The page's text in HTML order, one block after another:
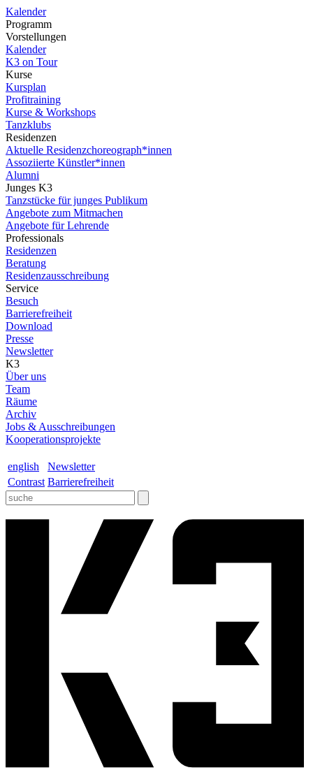
Kalender
Programm
Vorstellungen
Kalender
K3 on Tour
Kurse
Kursplan
Profitraining
Kurse & Workshops
Tanzklubs
Residenzen
Aktuelle Residenzchoreograph*innen
Assoziierte Künstler*innen
Alumni
Junges K3
Tanzstücke für junges Publikum
Angebote zum Mitmachen
Angebote für Lehrende
Professionals
Residenzen
Beratung
Residenzausschreibung
Service
Besuch
Barrierefreiheit
Download
Presse
Newsletter
K3
Über uns
Team
Räume
Archiv
Jobs & Ausschreibungen
Kooperationsprojekte
english
Newsletter
Contrast Barrierefreiheit